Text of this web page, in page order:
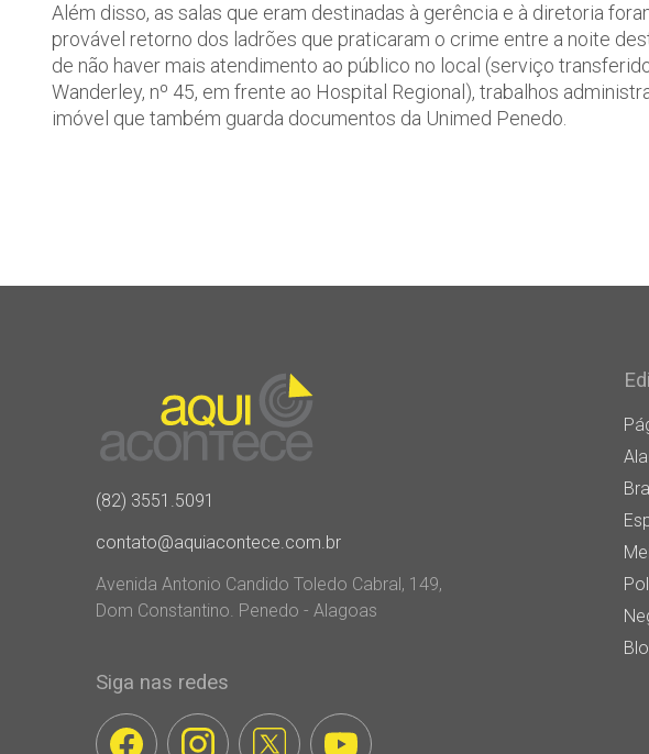
Além disso, as salas que eram destinadas à gerência e à diretoria
provável retorno dos ladrões que praticaram o crime entre a noite
de não haver mais atendimento ao público no local (serviço
Wanderley, nº 45, em frente ao Hospital Regional), trabalhos
imóvel que também guarda documentos da Unimed Penedo.
(82) 3551.5091
contato@aquiacontece.com.br
Avenida Antonio Candido Toledo Cabral, 149,
Dom Constantino. Penedo - Alagoas
Siga nas redes